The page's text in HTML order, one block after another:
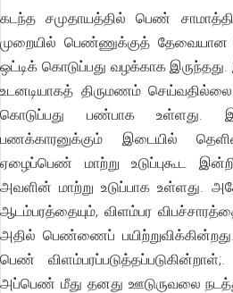
கடந்த சமுதாயத்தில் பெண்
முறையில் பெண்ணுக்குத்
ஒட்டிக் கொடுப்பது வழக்காக
உடனடியாகத் திருமணம்
கொடுப்பது பண்பாக உள்ளது.
பணக்காரனுக்கும் இடையில்
ஏழைப்பெண் மாற்று உடுப்புகூட
அவளின் மாற்று உடுப்பாக உள்ளது.
ஆடம்பரத்தையும், விளம்பர
அதில் பெண்ணைப்
பெண்
அப்பெண் மீது தனது ஊடுருவலை